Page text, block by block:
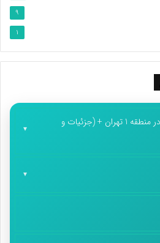
9
1
بهترین کلینیک های زیبایی در منطقه 1 تهران + (جزئیات و